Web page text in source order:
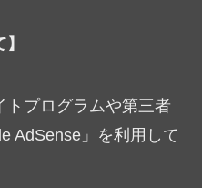
トプログラムや第三者
AdSense」を利用して